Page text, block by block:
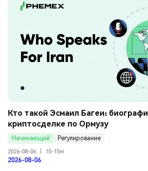
Кто такой Эсмаил Багеи:
криптосделке по Ормузу
Начинающий
Регулирование
2026-08-06
10-15м
2026-08-06